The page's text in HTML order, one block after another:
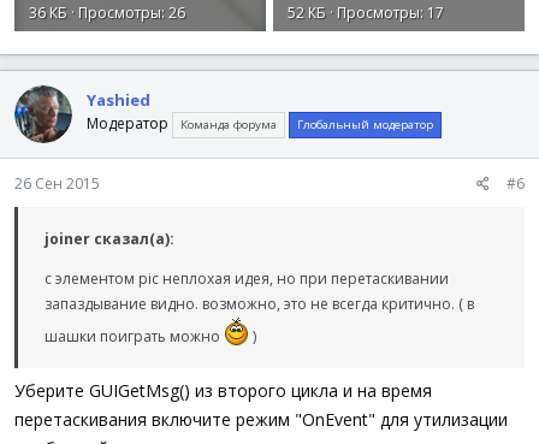
36 КБ · Просмотры: 26
52 КБ · Просмотры: 17
Yashied
Модератор Команда форума Глобальный модератор
26 Сен 2015 #6
joiner сказал(а):
с элементом pic неплохая идея, но при перетаскивании
запаздывание видно. возможно, это не всегда критично. ( в
шашки поиграть можно
)
Уберите GUIGetMsg() из второго цикла и на время
перетаскивания включите режим "OnEvent" для утилизации